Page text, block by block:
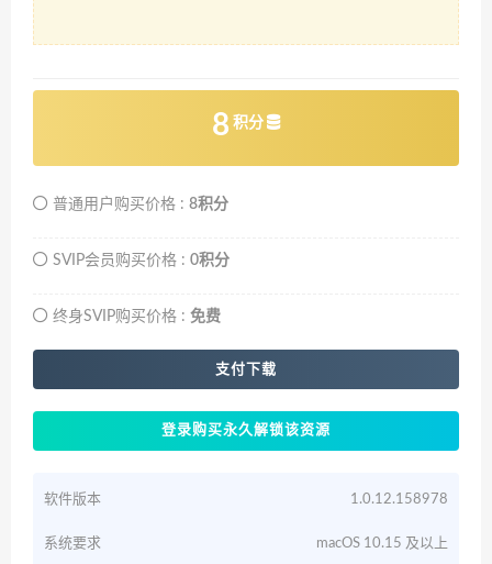
8 积分
普通用户购买价格 : 8积分
SVIP会员购买价格 : 0积分
终身SVIP购买价格 : 免费
支付下载
登录购买永久解锁该资源
软件版本 1.0.12.158978
系统要求 macOS 10.15 及以上